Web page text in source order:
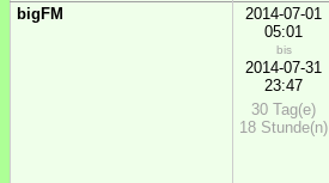
bigFM
2014-07-01
05:01
bis
2014-07-31
23:47
30 Tag(e)
18 Stunde(n)